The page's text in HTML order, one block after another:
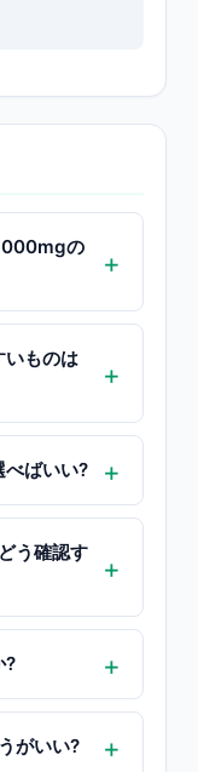
の
いものは
べばいい?
う確認す
?
がいい?